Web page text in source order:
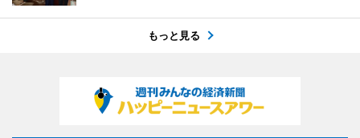
もっと見る